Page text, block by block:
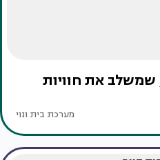
שמשלב את חוויות
מערכת בית ונוי